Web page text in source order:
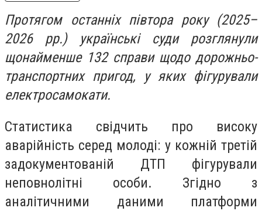
Протягом останніх півтора року (2025–
2026 рр.) українські суди розглянули
щонайменше 132 справи щодо дорожньо-
транспортних пригод, у яких фігурували
електросамокати.
Статистика свідчить про високу
аварійність серед молоді: у кожній третій
задокументованій ДТП фігурували
неповнолітні особи. Згідно з
аналітичними даними платформи